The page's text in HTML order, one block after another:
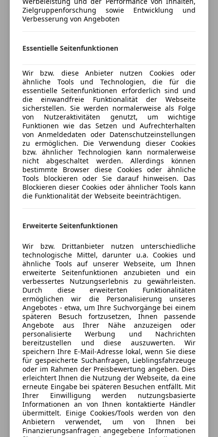
Head-up display
Lederlenkrad
Massagesitze
Navigationssystem
Regensensor
Schlüssellose Zentralverriegelung
Sitzheizung
Sitzheizung hinten
Start/Stop-Automatik
Tempomat
Umklappbarer Beifahrersitz
Unterhaltung/Media
Android Auto
Bordcomputer
Freisprecheinrichtung
Induktionsladen für Smartphones
Musikstreaming integriert
Radio
Soundsystem
USB
Volldigitales Kombiinstrument
W-Lan / Wifi Hotspot
Sicherheit
ABS
Abstandstempomat
Abstandswarner
Airbag hinten
Alarmanlage
Beifahrerairbag
anpassen
Freischaden-Gutschein ab Stufe 0
Jetzt berechnen
Verkäufer Privat
2281 Raasdorf, AT
Anbieter kontaktieren
Deine Nachricht
3 ähnliche Fahrzeuge gefunden
Ich erlaube den Händlern dieser
Fahrzeuge mich zu kontaktieren.
Dein Name
Deine E-Mail
Zielgruppenforschung sowie Entwicklung und
Verbesserung von Angeboten
Essentielle Seitenfunktionen
Wir bzw. diese Anbieter nutzen Cookies oder
ähnliche Tools und Technologien, die für die
essentielle Seitenfunktionen erforderlich sind und
die einwandfreie Funktionalität der Webseite
sicherstellen. Sie werden normalerweise als Folge
von Nutzeraktivitäten genutzt, um wichtige
Funktionen wie das Setzen und Aufrechterhalten
von Anmeldedaten oder Datenschutzeinstellungen
zu ermöglichen. Die Verwendung dieser Cookies
bzw. ähnlicher Technologien kann normalerweise
nicht abgeschaltet werden. Allerdings können
bestimmte Browser diese Cookies oder ähnliche
Tools blockieren oder Sie darauf hinweisen. Das
Blockieren dieser Cookies oder ähnlicher Tools kann
die Funktionalität der Webseite beeinträchtigen.
Erweiterte Seitenfunktionen
Wir bzw. Drittanbieter nutzen unterschiedliche
technologische Mittel, darunter u.a. Cookies und
ähnliche Tools auf unserer Webseite, um Ihnen
erweiterte Seitenfunktionen anzubieten und ein
verbessertes Nutzungserlebnis zu gewährleisten.
Durch diese erweiterten Funktionalitäten
ermöglichen wir die Personalisierung unseres
Angebotes - etwa, um Ihre Suchvorgänge bei einem
späteren Besuch fortzusetzen, Ihnen passende
Angebote aus Ihrer Nähe anzuzeigen oder
personalisierte Werbung und Nachrichten
bereitzustellen und diese auszuwerten. Wir
speichern Ihre E-Mail-Adresse lokal, wenn Sie diese
für gespeicherte Suchanfragen, Lieblingsfahrzeuge
oder im Rahmen der Preisbewertung angeben. Dies
erleichtert Ihnen die Nutzung der Webseite, da eine
erneute Eingabe bei späteren Besuchen entfällt. Mit
Ihrer Einwilligung werden nutzungsbasierte
Informationen an von Ihnen kontaktierte Händler
übermittelt. Einige Cookies/Tools werden von den
Anbietern verwendet, um von Ihnen bei
Finanzierungsanfragen angegebene Informationen